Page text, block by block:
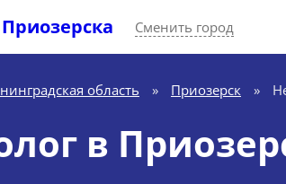
Сменить город
область » Приозерск »
в